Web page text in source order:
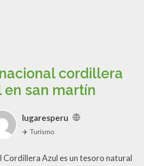
cordillera
en san martín
lugaresperu
✈️ Turismo
Cordillera Azul es un tesoro natural